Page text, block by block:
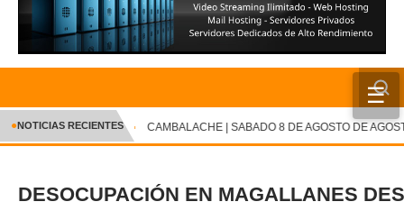
☰
INICIO
CRÓNICA
DEPORTES ✕
●NOTICIAS RECIENTES CAMBALACHE | SABADO 8 DE AGOSTO DE
DESOCUPACIÓN EN MAGALLANES